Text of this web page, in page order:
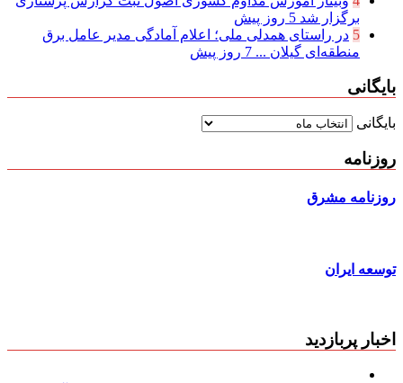
برگزار شد 5 روز پیش
5 در راستای همدلی ملی؛ اعلام آمادگی مدیر عامل برق
منطقه‌ای گیلان ... 7 روز پیش
بایگانی
بایگانی
روزنامه
روزنامه مشرق
توسعه ایران
اخبار پربازدید